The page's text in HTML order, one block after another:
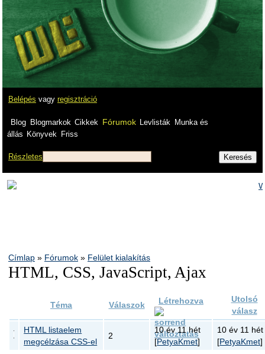
Belépés vagy regisztráció
Blog Blogmarkok Cikkek Fórumok Levlisták
Munka és
állás Könyvek Friss
Részletes
Címlap » Fórumok » Felület kialakítás
HTML, CSS, JavaScript, Ajax
Téma Válaszok Létrehozva
Utolsó
válasz
HTML listaelem
megcélzása CSS-el
2
10 év 11 hét
[PetyaKmet]
10 év 11 hét
[PetyaKmet]